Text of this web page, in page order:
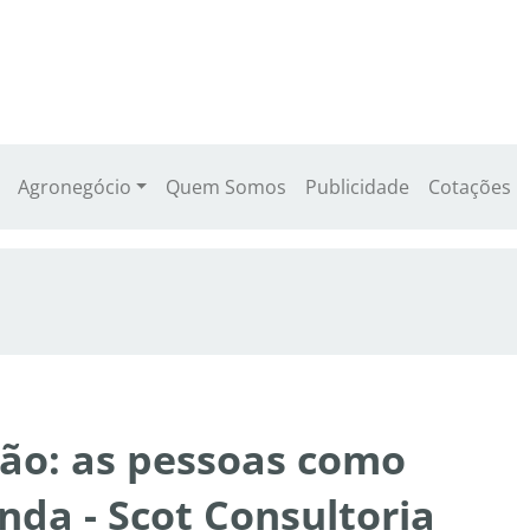
Agronegócio Quem Somos Publicidade Cotações
as pessoas como
- Scot Consultoria